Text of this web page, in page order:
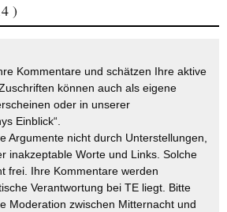
)
Kommentare und schätzen Ihre aktive
können auch als eigene
oder in unserer
Einblick“.
Argumente nicht durch Unterstellungen,
inakzeptable Worte und Links. Solche
frei. Ihre Kommentare werden
Verantwortung bei TE liegt. Bitte
Moderation zwischen Mitternacht und